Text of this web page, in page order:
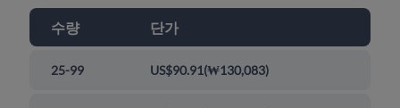
수량 단가
25-99 US$90.91(₩130,083)